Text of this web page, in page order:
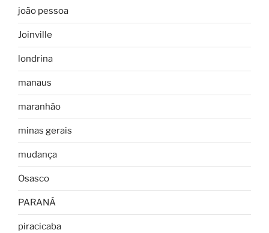
joão pessoa
Joinville
londrina
manaus
maranhão
minas gerais
mudança
Osasco
PARANÁ
piracicaba